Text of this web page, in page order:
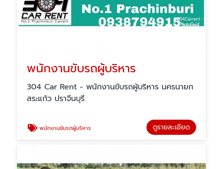
พนักงานขับรถผู้บริหาร
304 Car Rent - พนักงานขับรถผู้บริหาร นครนายก
สระแก้ว ปราจีนบุรี
พนักงานขับรถผู้บริหาร ดูรายละเอียด